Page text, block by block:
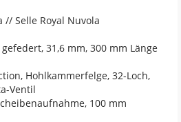
// Selle Royal Nuvola
31,6 mm, 300 mm Länge
Hohlkammerfelge, 32-Loch,
Ventil
100 mm